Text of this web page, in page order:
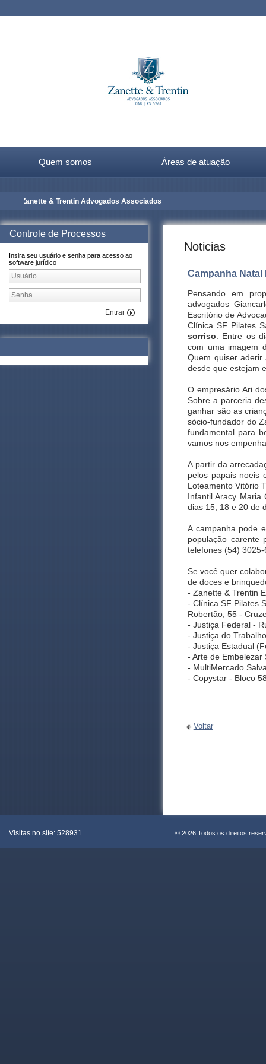
Quem somos Áreas de atuação
Zanette & Trentin Advogados Associados
Controle de Processos
Insira seu usuário e senha para acesso ao
software jurídico
Entrar
Noticias
Campanha Natal
Pensando em
advogados
Escritório de
Clínica SF Pilates
sorriso . Entre os
com uma imagem
Quem quiser
desde que estejam
O empresário Ari
Sobre a parceria
ganhar são as
sócio-fundador do
fundamental para
vamos nos
A partir da
pelos papais noeis
Loteamento Vitório
Infantil Aracy Maria
dias 15, 18 e 20 de
A campanha pode
população carente
telefones (54)
Se você quer
de doces e
- Zanette & Trentin
- Clínica SF Pilates
Robertão, 55 -
- Justiça Federal -
- Justiça do
- Justiça Estadual
- Arte de
- MultiMercado
- Copystar - Bloco
Voltar
Visitas no site: 528931 © 2026 Todos os direitos